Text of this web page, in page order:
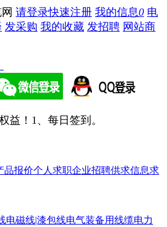
请登录快速注册 我的信息0 电
发采购 我的收藏 发招聘 网站商
益！ 1、每日签到。
品报价个人求职企业招聘供求信息求
电磁线|漆包线电气装备用线缆电力